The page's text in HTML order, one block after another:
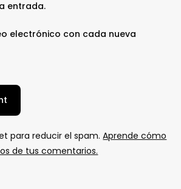
entrada.
electrónico con cada nueva
para reducir el spam.Aprende cómo
de tus comentarios.